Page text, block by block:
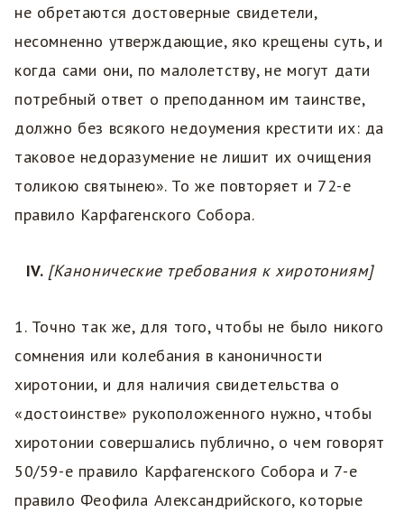
не обретаются достоверные свидетели,
несомненно утверждающие, яко крещены суть, и
когда сами они, по малолетству, не могут дати
потребный ответ о преподанном им таинстве,
должно без всякого недоумения крестити их: да
таковое недоразумение не лишит их очищения
толикою святынею». То же повторяет и 72-е
правило Карфагенского Собора.
IV. [Канонические требования к хиротониям]
1. Точно так же, для того, чтобы не было никого
сомнения или колебания в каноничности
хиротонии, и для наличия свидетельства о
«достоинстве» рукоположенного нужно, чтобы
хиротонии совершались публично, о чем говорят
50/59-е правило Карфагенского Собора и 7-е
правило Феофила Александрийского, которые